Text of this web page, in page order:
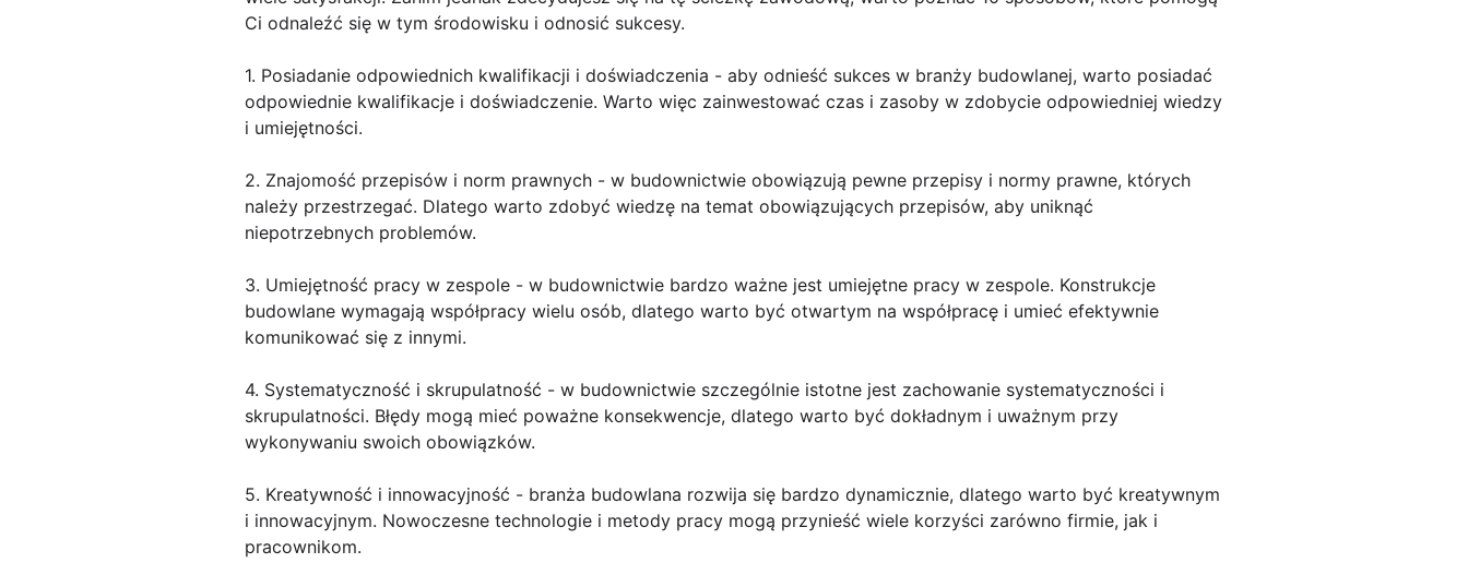
Ci odnaleźć się w tym środowisku i odnosić sukcesy.
1. Posiadanie odpowiednich kwalifikacji i doświadczenia - aby odnieść sukces w branży budowlanej, warto posiadać
odpowiednie kwalifikacje i doświadczenie. Warto więc zainwestować czas i zasoby w zdobycie odpowiedniej wiedzy
i umiejętności.
2. Znajomość przepisów i norm prawnych - w budownictwie obowiązują pewne przepisy i normy prawne, których
należy przestrzegać. Dlatego warto zdobyć wiedzę na temat obowiązujących przepisów, aby uniknąć
niepotrzebnych problemów.
3. Umiejętność pracy w zespole - w budownictwie bardzo ważne jest umiejętne pracy w zespole. Konstrukcje
budowlane wymagają współpracy wielu osób, dlatego warto być otwartym na współpracę i umieć efektywnie
komunikować się z innymi.
4. Systematyczność i skrupulatność - w budownictwie szczególnie istotne jest zachowanie systematyczności i
skrupulatności. Błędy mogą mieć poważne konsekwencje, dlatego warto być dokładnym i uważnym przy
wykonywaniu swoich obowiązków.
5. Kreatywność i innowacyjność - branża budowlana rozwija się bardzo dynamicznie, dlatego warto być kreatywnym
i innowacyjnym. Nowoczesne technologie i metody pracy mogą przynieść wiele korzyści zarówno firmie, jak i
pracownikom.